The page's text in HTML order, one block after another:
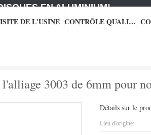
EN ALUMINIUM!
DE L'USINE CONTRÔLE QUALITÉ
3003 de 6mm pour
Détails sur le
Lieu d'origine: